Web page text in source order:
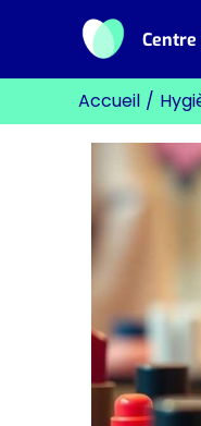
contenu
Centre
Accueil